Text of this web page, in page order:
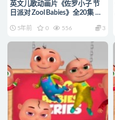
英文儿歌动画片《佐罗小子 节
日派对 Zool Babies》全20集 无
佐罗小子下载
5年前 0 556 3